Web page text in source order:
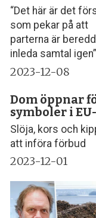
“Det här är det
som pekar på att
parterna är
inleda samtal igen”
2023-12-08
Dom öppnar
symboler i
Slöja, kors och
att införa förbud
2023-12-01